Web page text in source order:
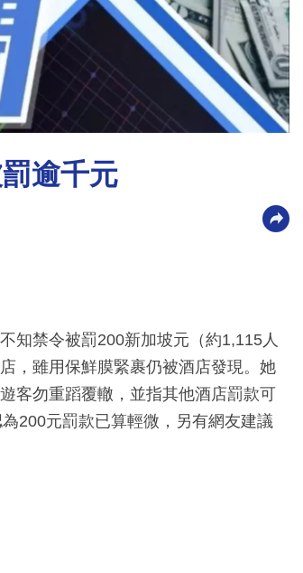
逾千元
知禁令被罰200新加坡元（約1,115人
，雖用保鮮膜緊裹仍被酒店發現。她
客勿重蹈覆轍，並指其他酒店罰款可
200元罰款已算輕微，另有網友建議